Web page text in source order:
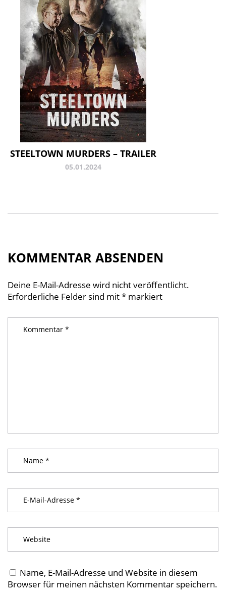
STEELTOWN MURDERS – TRAILER
05.01.2024
KOMMENTAR ABSENDEN
Deine E-Mail-Adresse wird nicht veröffentlicht.
Erforderliche Felder sind mit* markiert
Name, E-Mail-Adresse und Website in diesem
Browser für meinen nächsten Kommentar speichern.